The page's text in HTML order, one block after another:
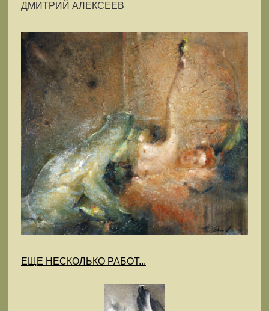
ДМИТРИЙ АЛЕКСЕЕВ
ЕЩЕ НЕСКОЛЬКО РАБОТ...